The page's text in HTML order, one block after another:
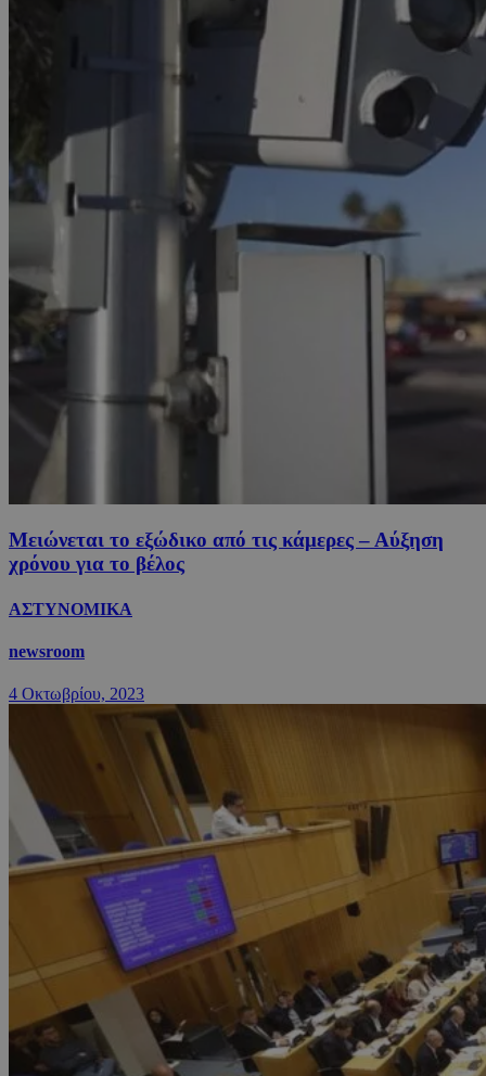
Μειώνεται το εξώδικο από τις κάμερες – Αύξηση
χρόνου για το βέλος
ΑΣΤΥΝΟΜΙΚΑ
newsroom
4 Οκτωβρίου, 2023